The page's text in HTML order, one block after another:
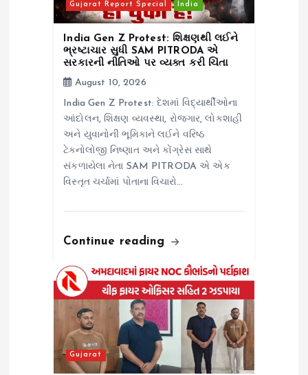
Gujarat Report Special India
India Gen Z Protest: શિક્ષણથી લઈને
ભ્રષ્ટાચાર સુધી SAM PITRODA એ
સરકારની નીતિઓ પર વ્યક્ત કરી ચિંતા
August 10, 2026
India Gen Z Protest: દેશમાં વિદ્યાર્થીઓના
આંદોલન, શિક્ષણ વ્યવસ્થા, રોજગાર, લોકશાહી
અને યુવાનોની ભૂમિકાને લઈને વરિષ્ઠ
ટેક્નોલોજી નિષ્ણાત અને કોંગ્રેસ સાથે
સંકળાયેલા નેતા SAM PITRODA એ એક
વિસ્તૃત ચર્ચામાં પોતાના વિચારો…
Continue reading
Gujarat